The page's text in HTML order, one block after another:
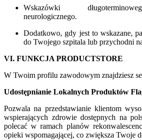
Wskazówki
neurologicznego.
Dodatkowo, gdy jest to wskazane,
do Twojego szpitala lub przychodni
VI. FUNKCJA PRODUCTSTORE
W Twoim profilu zawodowym znajdziesz
Udostępnianie Lokalnych Produktów
Pozwala na przedstawianie klientom
wspierających zdrowie dostępnych na
polecać w ramach planów
opieki wspomagającej, co zwiększa Twoje